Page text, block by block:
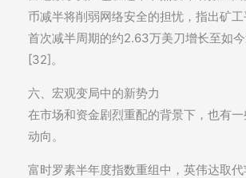
币减半将削弱网络安全的担忧，指出矿
首次减半周期的约2.63万美刀增长至如
[32]。
六、宏观变局中的新势力
在市场和资金剧烈重配的背景下，也有
动向。
富时罗素半年度指数重组中，英伟达取